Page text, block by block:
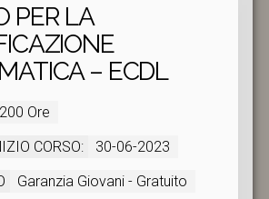
PER LA
– ECDL
200 Ore
CORSO:
30-06-2023
Garanzia Giovani - Gratuito